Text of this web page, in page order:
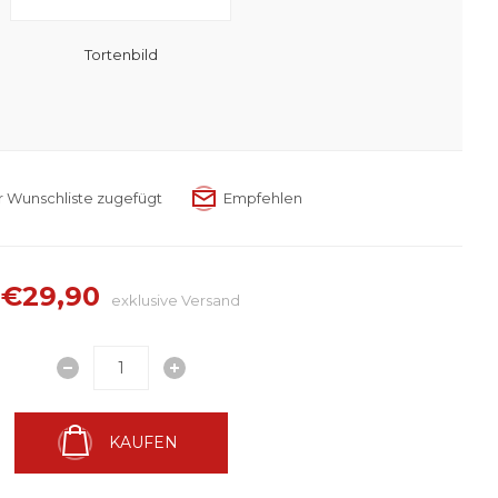
Tortenbild
€29,90 exklusiveVersand
KAUFEN